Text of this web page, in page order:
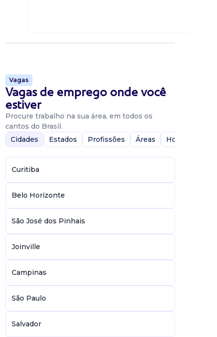
Vagas
Vagas de emprego onde você
estiver
Procure trabalho na sua área, em todos os
cantos do Brasil.
Cidades
Estados Profissões Áreas Home-Office
Curitiba
Belo Horizonte
São José dos Pinhais
Joinville
Campinas
São Paulo
Salvador